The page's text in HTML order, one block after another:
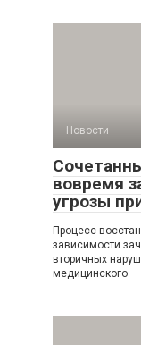
Новости
вовремя
угрозы
Процесс
зависимости
вторичных
медицинского